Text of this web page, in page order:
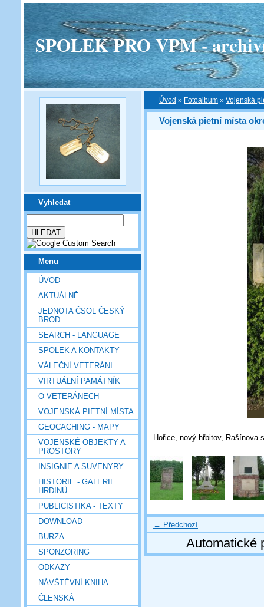
SPOLEK PRO VPM -
Vyhledat
Menu
ÚVOD
AKTUÁLNĚ
JEDNOTA ČSOL ČESKÝ
BROD
SEARCH - LANGUAGE
SPOLEK A KONTAKTY
VÁLEČNÍ VETERÁNI
VIRTUÁLNÍ PAMÁTNÍK
O VETERÁNECH
VOJENSKÁ PIETNÍ MÍSTA
GEOCACHING - MAPY
VOJENSKÉ OBJEKTY A
PROSTORY
INSIGNIE A SUVENYRY
HISTORIE - GALERIE
HRDINŮ
PUBLICISTIKA - TEXTY
DOWNLOAD
BURZA
SPONZORING
ODKAZY
NÁVŠTĚVNÍ KNIHA
ČLENSKÁ
Úvod » Fotoalbum » Vojenská
Vojenská pietní místa
Hořice, nový hřbitov, Rašínova
← Předchozí
Automatické